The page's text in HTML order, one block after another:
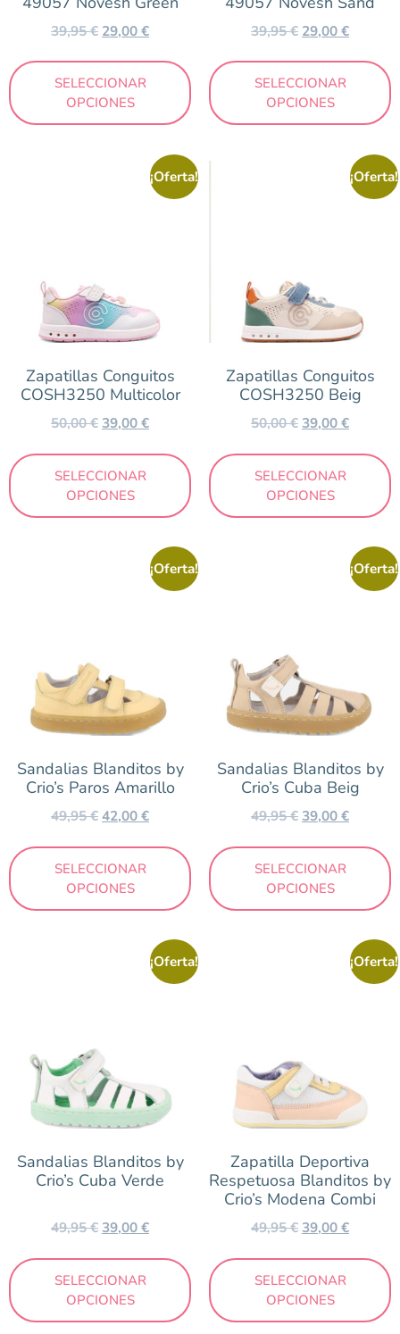
39,95€ 29,00€
SELECCIONAR
OPCIONES
39,95€ 29,00€
SELECCIONAR
OPCIONES
¡Oferta!
Zapatillas Conguitos
COSH3250 Multicolor
50,00€39,00€
SELECCIONAR
OPCIONES
¡Oferta!
Zapatillas Conguitos
COSH3250 Beig
50,00€39,00€
SELECCIONAR
OPCIONES
¡Oferta!
Sandalias Blanditos by
Crio’s Paros Amarillo
49,95€42,00€
SELECCIONAR
OPCIONES
¡Oferta!
Sandalias Blanditos by
Crio’s Cuba Beig
49,95€39,00€
SELECCIONAR
OPCIONES
¡Oferta!
Sandalias Blanditos by
Crio’s Cuba Verde
49,95€39,00€
SELECCIONAR
OPCIONES
¡Oferta!
Zapatilla Deportiva
Respetuosa Blanditos by
Crio’s Modena Combi
49,95€39,00€
SELECCIONAR
OPCIONES